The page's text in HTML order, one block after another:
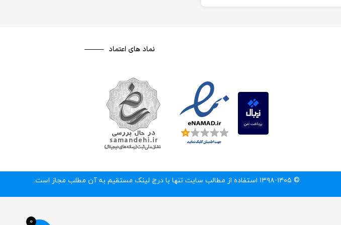
نماد های اعتماد
© ۱۳۹۸-۱۴۰۵ استفاده از مطالب سایت تنها با درج لینک مستقیم به آن مطلب مجاز است.‌
0